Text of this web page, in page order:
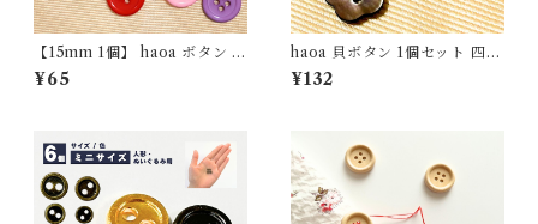
【15mm 1個】 haoa ボタン 4
つ穴ボタン 樹脂 シャツ 子供
艶ありシンプル 洋裁 洋服 手芸
¥65
haoa 貝ボタン 1個セット 四角
形 六角形 花型 シャツ ワンピ
ース ブラウス 洋裁 洋服 手芸
¥132